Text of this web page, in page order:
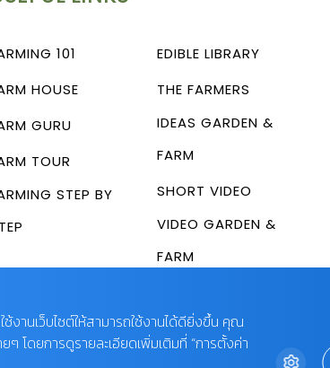
101
HOUSE
GURU
TOUR
STEP BY
EDIBLE LIBRARY
THE FARMERS
IDEAS GARDEN &
FARM
SHORT VIDEO
VIDEO GARDEN &
FARM
งานเว็บไซต์ให้สามารถใช้งานได้ดียิ่งขึ้น คุณ
โดยการดูรายละเอียดเพิ่มเติมที่ “การตั้งค่า